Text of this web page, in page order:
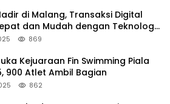
di Malang, Transaksi Digital
dan Mudah dengan Teknologi
869
Kejuaraan Fin Swimming Piala
900 Atlet Ambil Bagian
862